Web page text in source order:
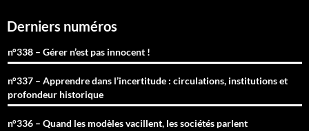
Derniers numéros
n°338 – Gérer n’est pas innocent !
n°337 – Apprendre dans l’incertitude : circulations, institutions et
profondeur historique
n°336 – Quand les modèles vacillent, les sociétés parlent